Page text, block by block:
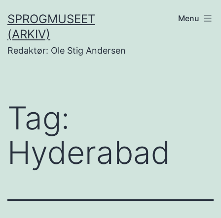
til
indhold
SPROGMUSEET
(ARKIV)
Redaktør: Ole Stig Andersen
Menu
Tag:
Hyderabad